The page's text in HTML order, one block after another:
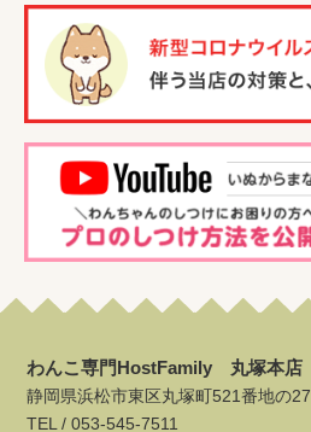
わんこ専門HostFamily 丸塚本店
静岡県浜松市東区丸塚町521番地の27
TEL /053-545-7511